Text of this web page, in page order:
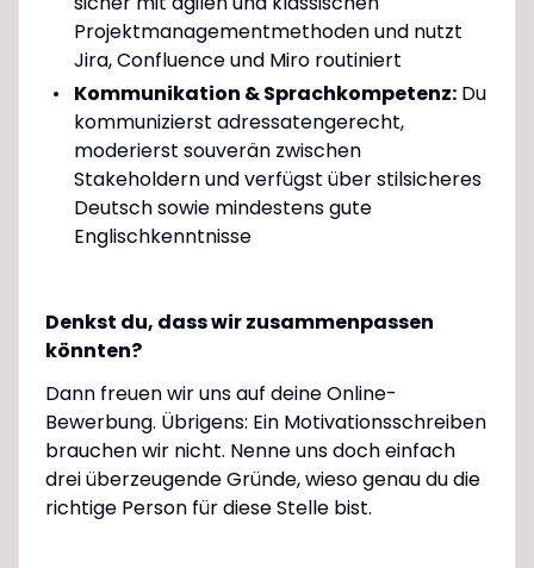
Projektmanagementmethoden und nutzt
Jira, Confluence und Miro routiniert
Kommunikation & Sprachkompetenz:Du
kommunizierst adressatengerecht,
moderierst souverän zwischen
Stakeholdern und verfügst über stilsicheres
Deutsch sowie mindestens gute
Englischkenntnisse
Denkst du, dass wir zusammenpassen
könnten?
Dann freuen wir uns auf deine Online-
Bewerbung. Übrigens: Ein Motivationsschreiben
brauchen wir nicht. Nenne uns doch einfach
drei überzeugende Gründe, wieso genau du die
richtige Person für diese Stelle bist.